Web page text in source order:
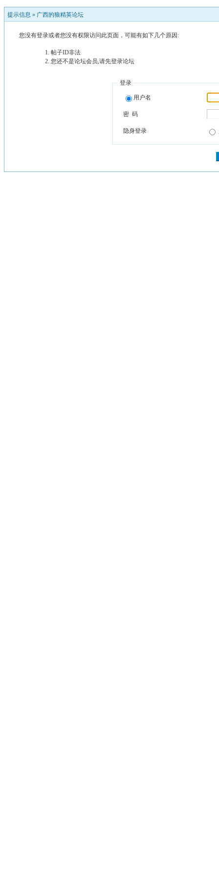
提示信息 » 广西的狼精英论坛
您没有登录或者您没有权限访问此页面，可能有如下几个原因:
帖子ID非法
您还不是论坛会员,请先登录论坛
登录
用户名
密 码
隐身登录